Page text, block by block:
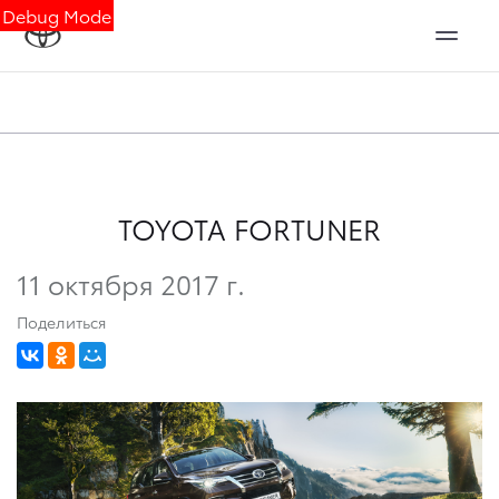
Debug Mode
TOYOTA FORTUNER
11 октября 2017 г.
Поделиться